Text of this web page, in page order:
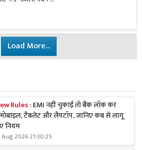
Load More...
Rules :EMI नहीं चुकाई तो बैंक लॉक कर
टैबलेट और लैपटॉप, जानिए कब से लागू
नियम
2026 21:30:25